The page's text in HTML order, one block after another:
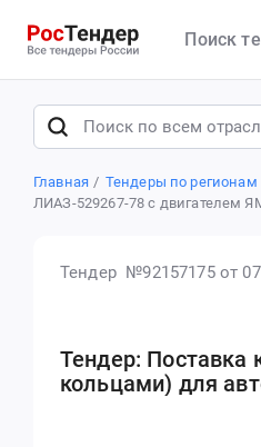
Поиск
Главная Тендеры по регионам
ЛИАЗ-529267-78 с двигателем
Тендер №92157175от
Тендер: Поставка
кольцами) для